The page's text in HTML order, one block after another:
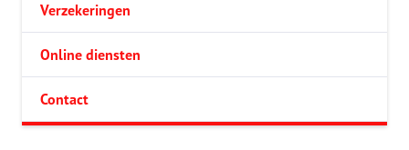
Verzekeringen
Online diensten
Contact